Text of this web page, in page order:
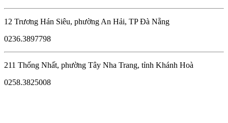
12 Trương Hán Siêu, phường An Hải, TP Đà Nẵng
0236.3897798
211 Thống Nhất, phường Tây Nha Trang, tỉnh Khánh Hoà
0258.3825008